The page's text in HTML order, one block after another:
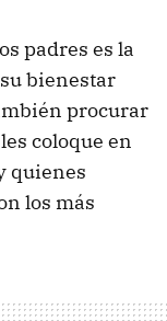
padres es la
bienestar
procurar
coloque en
quienes
los más